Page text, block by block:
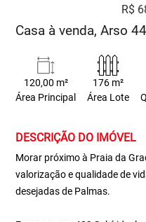
R$
Casa à venda, Arso
120,00 m²
Área Principal
176 m²
Área Lote
DESCRIÇÃO DO IMÓVEL
Morar próximo à Praia da
valorização e qualidade de
desejadas de Palmas.